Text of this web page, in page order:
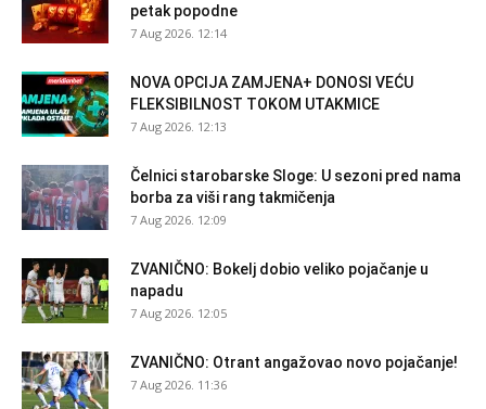
petak popodne
7 Aug 2026. 12:14
NOVA OPCIJA ZAMJENA+ DONOSI VEĆU
FLEKSIBILNOST TOKOM UTAKMICE
7 Aug 2026. 12:13
Čelnici starobarske Sloge: U sezoni pred nama
borba za viši rang takmičenja
7 Aug 2026. 12:09
ZVANIČNO: Bokelj dobio veliko pojačanje u
napadu
7 Aug 2026. 12:05
ZVANIČNO: Otrant angažovao novo pojačanje!
7 Aug 2026. 11:36